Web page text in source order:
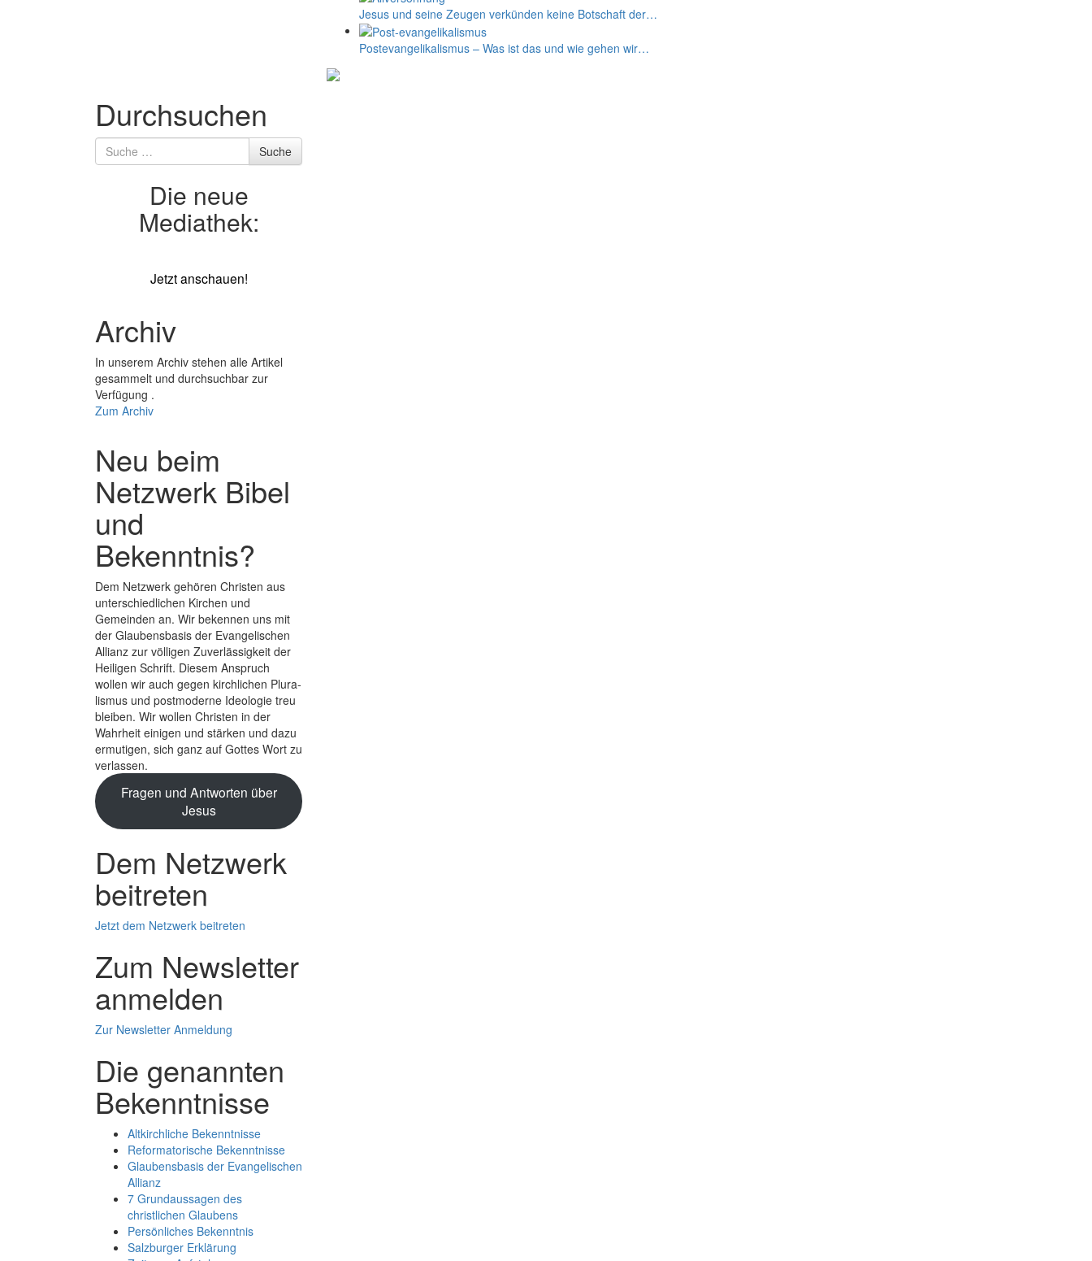
Jesus und seine Zeugen verkünden keine Botschaft der…
Postevangelikalismus – Was ist das und wie gehen wir…
Durchsuchen
Suche
nach
Suche
Die neue
Mediathek:
Jetzt anschauen!
Archiv
In unserem Archiv stehen alle Artikel
gesammelt und durchsuchbar zur
Verfügung .
Zum Archiv
Neu beim
Netzwerk Bibel
und
Bekenntnis?
Dem Netzwerk gehören Christen aus
unterschiedlichen Kirchen und
Gemeinden an. Wir bekennen uns mit
der Glaubens­basis der Evange­lischen
Allianz zur völligen Zuver­lässigkeit der
Heiligen Schrift. Diesem Anspruch
wollen wir auch gegen kirchlichen Plura­
lismus und post­moderne Ideologie treu
bleiben. Wir wollen Christen in der
Wahrheit einigen und stärken und dazu
ermutigen, sich ganz auf Gottes Wort zu
verlassen.
Fragen und Antworten über
Jesus
Dem Netzwerk
beitreten
Jetzt dem Netzwerk beitreten
Zum Newsletter
anmelden
Zur Newsletter Anmeldung
Die genannten
Bekenntnisse
Altkirchliche Bekenntnisse
Reformatorische Bekenntnisse
Glaubensbasis der Evangelischen
Allianz
7 Grundaussagen des
christlichen Glaubens
Persönliches Bekenntnis
Salzburger Erklärung